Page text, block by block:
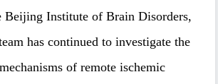
Institute of Brain Disorders,
has continued to investigate the
of remote ischemic